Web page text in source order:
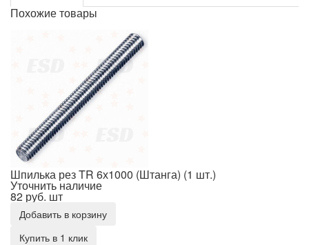
Похожие товары
Шпилька рез TR 6х1000 (Штанга) (1 шт.)
Шпилька рез TR 6х1000 (Штанга) (1 шт.)
Уточнить наличие
82 руб. шт
Добавить в корзину
Купить в 1 клик